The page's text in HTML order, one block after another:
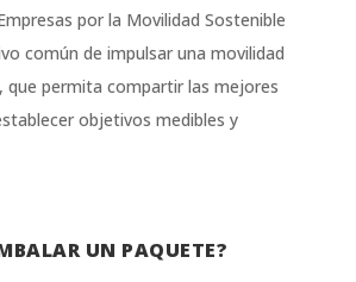
por la Movilidad Sostenible
común de impulsar una movilidad
que permita compartir las mejores
objetivos medibles y
UN PAQUETE?